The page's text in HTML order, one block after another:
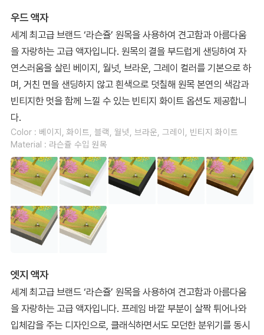
우드 액자
세계 최고급 브랜드 ‘라슨쥴’ 원목을 사용하여 견고함과 아름다움
을 자랑하는 고급 액자입니다. 원목의 결을 부드럽게 샌딩하여 자
연스러움을 살린 베이지, 월넛, 브라운, 그레이 컬러를 기본으로 하
며, 거친 면을 샌딩하지 않고 흰색으로 덧칠해 원목 본연의 색감과
빈티지한 멋을 함께 느낄 수 있는 빈티지 화이트 옵션도 제공합니
다.
Color : 베이지, 화이트, 블랙, 월넛, 브라운, 그레이, 빈티지 화이트
Material : 라슨쥴 수입 원목
엣지 액자
세계 최고급 브랜드 ‘라슨쥴’ 원목을 사용하여 견고함과 아름다움
을 자랑하는 고급 액자입니다. 프레임 바깥 부분이 살짝 튀어나와
입체감을 주는 디자인으로, 클래식하면서도 모던한 분위기를 동시